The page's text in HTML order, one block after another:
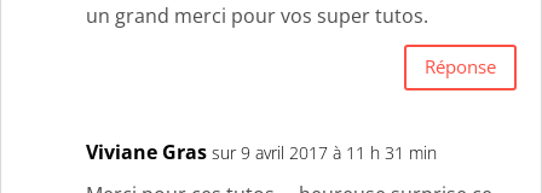
un grand merci pour vos super tutos.
Réponse
Viviane Gras sur 9 avril 2017 à 11 h 31 min